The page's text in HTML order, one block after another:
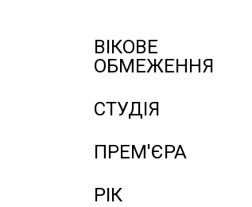
ВІКОВЕ
ОБМЕЖЕННЯ
СТУДІЯ
ПРЕМ'ЄРА
РІК